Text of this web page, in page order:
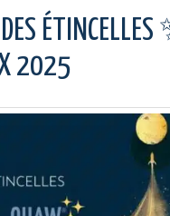
ÉTINCELLES
2025